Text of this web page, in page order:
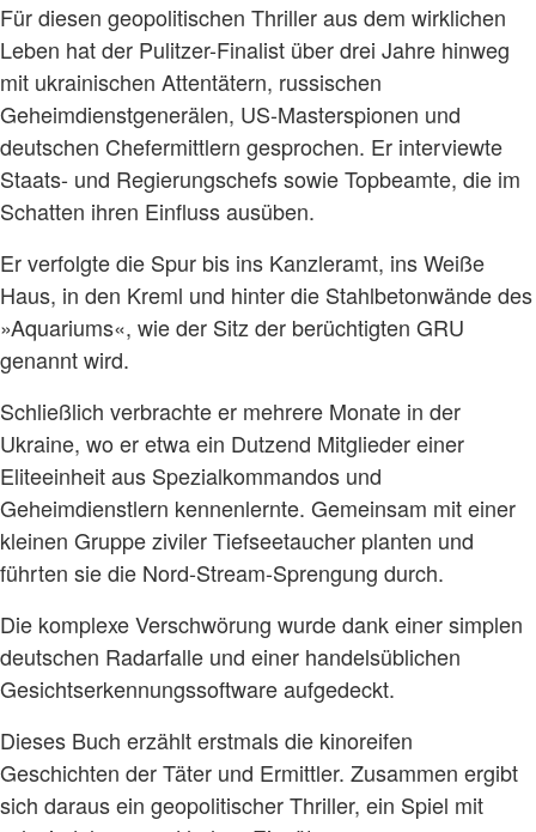
Für diesen geopolitischen Thriller aus dem wirklichen
Leben hat der Pulitzer-Finalist über drei Jahre hinweg
mit ukrainischen Attentätern, russischen
Geheimdienstgenerälen, US-Masterspionen und
deutschen Chefermittlern gesprochen. Er interviewte
Staats- und Regierungschefs sowie Topbeamte, die im
Schatten ihren Einfluss ausüben.
Er verfolgte die Spur bis ins Kanzleramt, ins Weiße
Haus, in den Kreml und hinter die Stahlbetonwände des
»Aquariums«, wie der Sitz der berüchtigten GRU
genannt wird.
Schließlich verbrachte er mehrere Monate in der
Ukraine, wo er etwa ein Dutzend Mitglieder einer
Eliteeinheit aus Spezialkommandos und
Geheimdienstlern kennenlernte. Gemeinsam mit einer
kleinen Gruppe ziviler Tiefseetaucher planten und
führten sie die Nord-Stream-Sprengung durch.
Die komplexe Verschwörung wurde dank einer simplen
deutschen Radarfalle und einer handelsüblichen
Gesichtserkennungssoftware aufgedeckt.
Dieses Buch erzählt erstmals die kinoreifen
Geschichten der Täter und Ermittler. Zusammen ergibt
sich daraus ein geopolitischer Thriller, ein Spiel mit